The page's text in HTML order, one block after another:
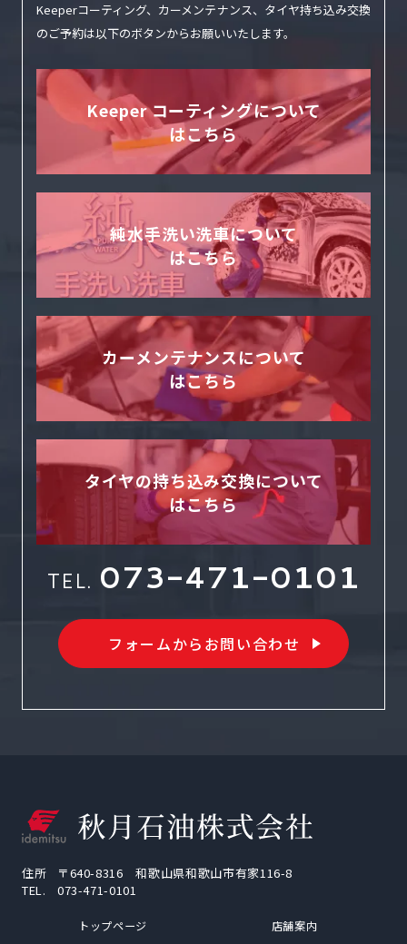
Keeperコーティング、カーメンテナンス、タイヤ持ち込み交換
のご予約は以下のボタンからお願いいたします。
Keeper コーティングについて
はこちら
純水手洗い洗車について
はこちら
カーメンテナンスについて
はこちら
タイヤの持ち込み交換について
はこちら
TEL. 073-471-0101
フォームからお問い合わせ
住所
〒640-8316 和歌山県和歌山市有家116-8
TEL.
073-471-0101
トップページ 店舗案内